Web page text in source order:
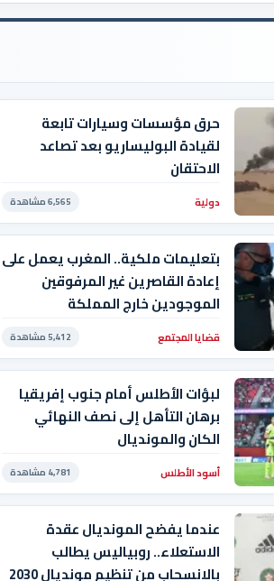
حرق مؤسسات وسيارات تابعة
لقيادة البوليساريو بعد تصاعد
الاحتقان
دولية 6,565 مشاهدة
بتعليمات ملكية.. المغرب يعمل على
إعادة القاصرين غير المرفوقين
الموجودين خارج المملكة
قضايا المجتمع 5,412 مشاهدة
لبؤات الأطلس أمام جنوب إفريقيا
برهان التأهل إلى نصف النهائي
الكان والمونديال
أسود الأطلس 4,781 مشاهدة
عندما يفضح المونديال عقدة
الاستعلاء.. روبياليس يطالب
بالانسحاب من تنظيم مونديال 2030